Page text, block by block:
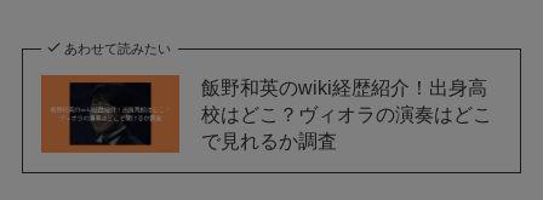
あわせて読みたい
飯野和英のwiki経歴紹介！出身高
校はどこ？ヴィオラの演奏はどこ
で見れるか調査